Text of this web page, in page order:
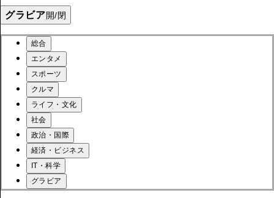
グラビア開/閉
総合
エンタメ
スポーツ
クルマ
ライフ・文化
社会
政治・国際
経済・ビジネス
IT・科学
グラビア